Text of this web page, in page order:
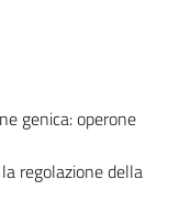
genica: operone
regolazione della